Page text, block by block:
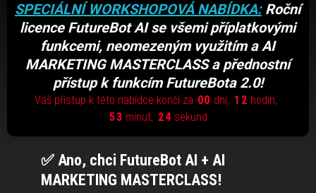
SPECIÁLNÍ WORKSHOPOVÁ NABÍDKA:Roční
licence FutureBot AI se všemi příplatkovými
funkcemi, neomezeným využitím a AI
MARKETING MASTERCLASS a přednostní
přístup k funkcím FutureBota 2.0!
Váš přístup k této nabídce končí za 00 dní 1 2 hodin
53 minut 24 sekund
✅ Ano, chci FutureBot AI + AI
MARKETING MASTERCLASS!